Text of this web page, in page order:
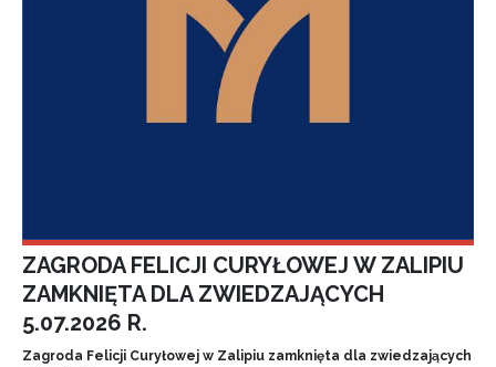
ZAGRODA FELICJI CURYŁOWEJ W ZALIPIU
ZAMKNIĘTA DLA ZWIEDZAJĄCYCH
5.07.2026 R.
Zagroda Felicji Curyłowej w Zalipiu zamknięta dla zwiedzających